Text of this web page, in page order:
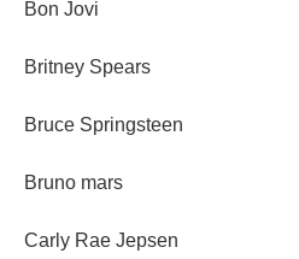
Bon Jovi
Britney Spears
Bruce Springsteen
Bruno mars
Carly Rae Jepsen